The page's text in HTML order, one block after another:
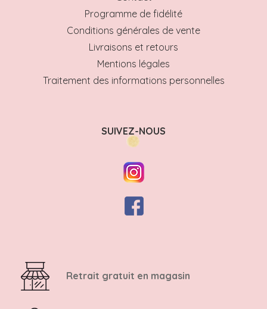
Programme de fidélité
Conditions générales de vente
Livraisons et retours
Mentions légales
Traitement des informations personnelles
SUIVEZ-NOUS
Retrait gratuit en magasin